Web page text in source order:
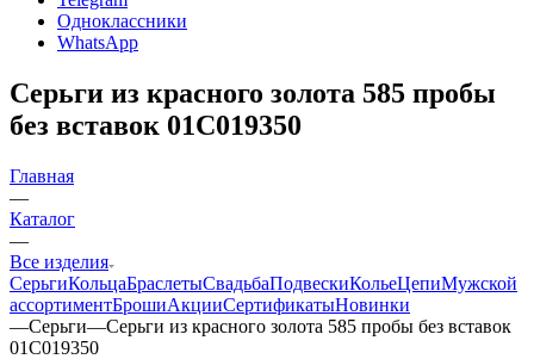
Одноклассники
WhatsApp
Серьги из красного золота 585 пробы
без вставок 01С019350
Главная
—
Каталог
—
Все изделия
СерьгиКольцаБраслетыСвадьбаПодвескиКольеЦепиМужской
ассортиментБрошиАкцииСертификатыНовинки
—Серьги—Серьги из красного золота 585 пробы без вставок
01С019350